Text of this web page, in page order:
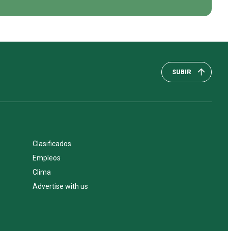
SUBIR
Clasificados
Empleos
Clima
Advertise with us